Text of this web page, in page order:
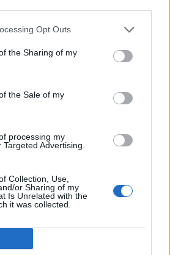
Opt Outs
the Sharing of my
the Sale of my
processing my
Advertising.
Collection, Use,
or Sharing of my
Is Unrelated with the
it was collected.
2.618,95 μονάδες ο Γενικός
0,40%
ο πληθωρισμός τον
Προθεσμία έλαβε για την
της Samsung διαθέσιμη στη